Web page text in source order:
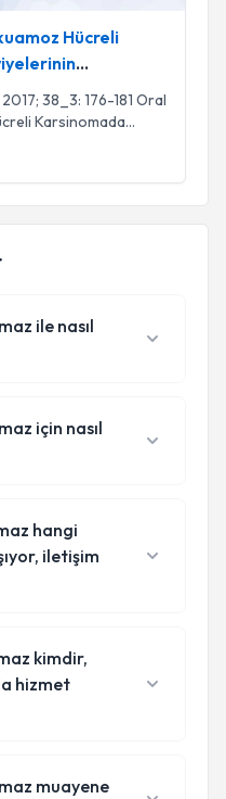
Hücreli
38_3: 176-181 Oral
Karsinomada...
ile nasıl
için nasıl
hangi
iletişim
kimdir,
hizmet
muayene